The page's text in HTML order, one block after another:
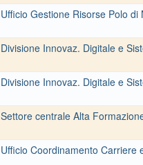
Ufficio Gestione Risorse Polo di
Divisione Innovaz. Digitale e
Divisione Innovaz. Digitale e
Settore centrale Alta
Ufficio Coordinamento Carriere